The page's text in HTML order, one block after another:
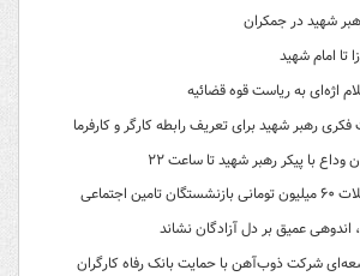
شهید در جمکران
تا امام شهید
اژه‌ای به ریاست قوه‌ قضائیه
رهبر شهید برای تعریف رابطه کارگر و کارفرما
وداع با پیکر رهبر شهید تا ساعت ۲۲
عمیق بر دل آزادگان نشاند
شرکت ذوب‌آهن با حمایت‌ بانک رفاه کارگران